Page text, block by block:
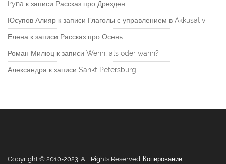
Iryna к записи Рассказ про Дрезден
Юсупов Алияр к записи Глаголы с управлением в Akkusativ
Елена к записи Рассказ про Осень
Роман Милюц к записи Wenn, als oder wann?
Александра к записи Sankt Petersburg
Copyright © 2010-2023. All Rights Reserved. Копирование